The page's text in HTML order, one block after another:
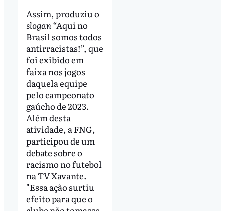
Assim, produziu o
slogan “Aqui no
Brasil somos todos
antirracistas!”, que
foi exibido em
faixa nos jogos
daquela equipe
pelo campeonato
gaúcho de 2023.
Além desta
atividade, a FNG,
participou de um
debate sobre o
racismo no futebol
na TV Xavante.
"Essa ação surtiu
efeito para que o